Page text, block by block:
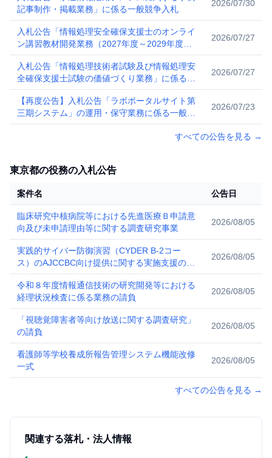
記事制作・掲載業務」に係る一般競争入札
2026/07/30
入札公告「情報処理安全確保支援士のオンライ
ン講習教材開発業務（2027年度～2029年度教
材）」に係る一般競争入札
2026/07/27
入札公告「情報処理技術者試験及び情報処理安
全確保支援士試験の価値づくり業務」に係る一
般競争入札
2026/07/27
【再度公告】入札公告「ラボポータルサイト第
三期システム」の運用・保守業務に係る一般競
争入札
2026/07/23
すべての公告を見る →
東京都の役務の入札公告
案件名 公告日
臨床研究中核病院等における先進医療Ｂ申請意
向及び未申請理由等に関する調査研究事業
2026/08/05
実践的サイバー防御演習（CYDER B-2コー
ス）のAJCCBC向け提供に関する実施支援の請
負
2026/08/05
令和８年度情報通信技術の研究開発等における
経理状況検査に係る業務の請負
2026/08/05
「視聴覚障害者等向け放送に関する調査研究」
の請負
2026/08/05
看護師等学校養成所報告管理システム機能改修
一式
2026/08/05
すべての公告を見る →
関連する落札・法人情報